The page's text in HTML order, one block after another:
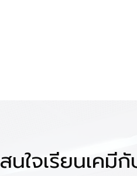
สนใจเรียนเคมี